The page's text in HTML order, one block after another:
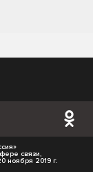
связи,
ноября 2019 г.